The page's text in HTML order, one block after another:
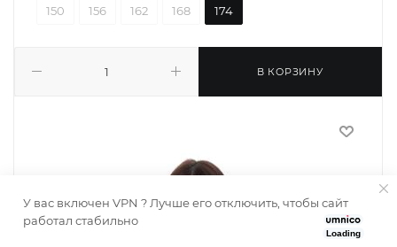
В КОРЗИНУ
150 156 162 168 174
Loading
У вас включен VPN ? Лучше его отключить, чтобы сайт
работал стабильно